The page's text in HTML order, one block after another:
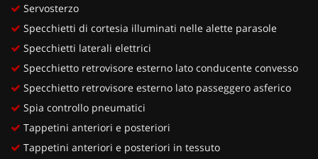
Servosterzo
Specchietti di cortesia illuminati nelle alette parasole
Specchietti laterali elettrici
Specchietto retrovisore esterno lato conducente convesso
Specchietto retrovisore esterno lato passeggero asferico
Spia controllo pneumatici
Tappetini anteriori e posteriori
Tappetini anteriori e posteriori in tessuto